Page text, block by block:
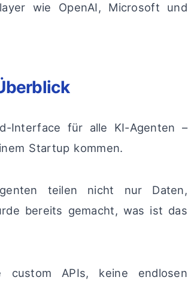
wie OpenAI, Microsoft und
Interface für alle KI-Agenten –
Startup kommen.
teilen nicht nur Daten,
bereits gemacht, was ist das
custom APIs, keine endlosen